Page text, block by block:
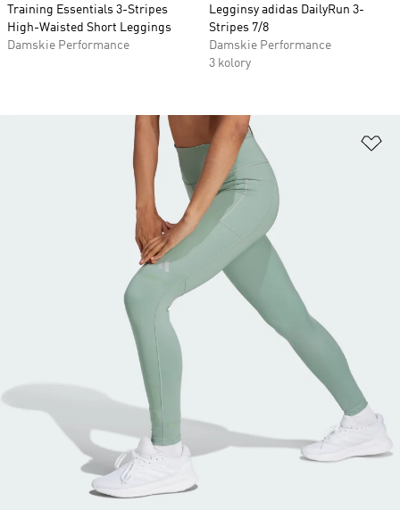
Training Essentials 3-Stripes
High-Waisted Short Leggings
Damskie Performance
Legginsy adidas DailyRun 3-
Stripes 7/8
Damskie Performance
3 kolory